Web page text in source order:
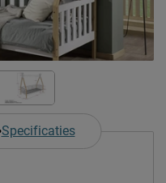
Specificaties